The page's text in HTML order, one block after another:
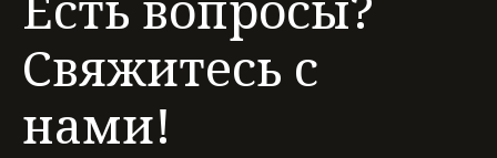
Свяжитесь с
нами!